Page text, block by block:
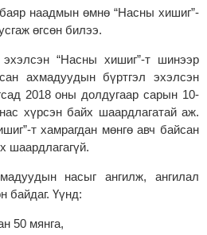
наадмын өмнө “Насны хишиг”-
өгсөн билээ.
“Насны хишиг”-т шинээр
ахмадуудын бүртгэл эхэлсэн
2018 оны долдугаар сарын 10-
хүрсэн байх шаардлагатай аж.
т хамрагдан мөнгө авч байсан
шаардлагагүй.
насыг ангилж, ангилал
байдаг. Үүнд:
50 мянга,